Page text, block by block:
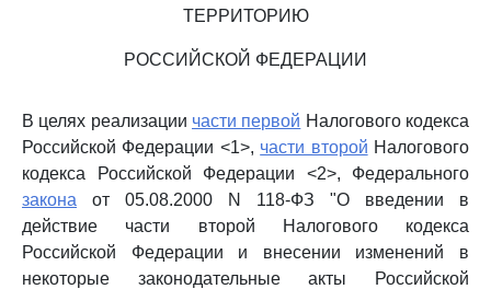
ТЕРРИТОРИЮ
РОССИЙСКОЙ ФЕДЕРАЦИИ
В целях реализации части первой Налогового кодекса
Российской Федерации <1>, части второй Налогового
кодекса Российской Федерации <2>, Федерального
закона от 05.08.2000 N 118-ФЗ "О введении в
действие части второй Налогового кодекса
Российской Федерации и внесении изменений в
некоторые законодательные акты Российской